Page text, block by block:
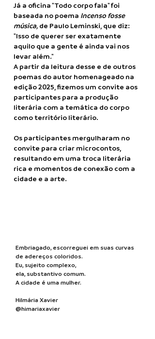
Já a oficina "Todo corpo fala" foi
baseada no poema Incenso fosse
música, de Paulo Leminski, que diz:
"Isso de querer ser exatamente
aquilo que a gente é ainda vai nos
levar além."
A partir da leitura desse e de outros
poemas do autor homenageado na
edição 2025, fizemos um convite aos
participantes para a produção
literária com a temática do corpo
como território literário.
Os participantes mergulharam no
convite para criar microcontos,
resultando em uma troca literária
rica e momentos de conexão com a
cidade e a arte.
Embriagado, escorreguei em suas curvas
de adereços coloridos.
Eu, sujeito complexo,
ela, substantivo comum.
A cidade é uma mulher.
Hilmária Xavier
@himariaxavier